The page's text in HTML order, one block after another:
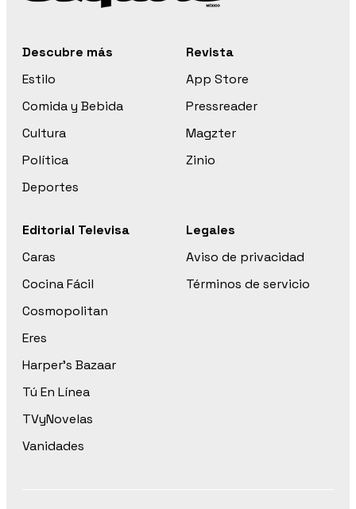
Descubre más
Estilo
Comida y Bebida
Cultura
Política
Deportes
Revista
App Store
Pressreader
Magzter
Zinio
Editorial Televisa
Caras
Cocina Fácil
Cosmopolitan
Eres
Harper’s Bazaar
Tú En Línea
TVyNovelas
Vanidades
Legales
Aviso de privacidad
Términos de servicio